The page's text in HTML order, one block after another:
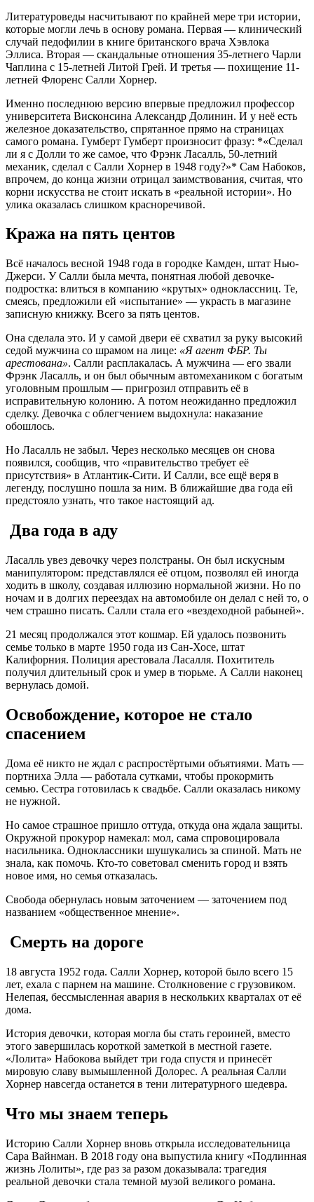
Литературоведы насчитывают по крайней мере три истории,
которые могли лечь в основу романа. Первая — клинический
случай педофилии в книге британского врача Хэвлока
Эллиса. Вторая — скандальные отношения 35-летнего Чарли
Чаплина с 15-летней Литой Грей. И третья — похищение 11-
летней Флоренс Салли Хорнер.
Именно последнюю версию впервые предложил профессор
университета Висконсина Александр Долинин. И у неё есть
железное доказательство, спрятанное прямо на страницах
самого романа. Гумберт Гумберт произносит фразу: *«Сделал
ли я с Долли то же самое, что Фрэнк Ласалль, 50-летний
механик, сделал с Салли Хорнер в 1948 году?»* Сам Набоков,
впрочем, до конца жизни отрицал заимствования, считая, что
корни искусства не стоит искать в «реальной истории». Но
улика оказалась слишком красноречивой.
Кража на пять центов
Всё началось весной 1948 года в городке Камден, штат Нью-
Джерси. У Салли была мечта, понятная любой девочке-
подростка: влиться в компанию «крутых» одноклассниц. Те,
смеясь, предложили ей «испытание» — украсть в магазине
записную книжку. Всего за пять центов.
Она сделала это. И у самой двери её схватил за руку высокий
седой мужчина со шрамом на лице: «Я агент ФБР. Ты
арестована». Салли расплакалась. А мужчина — его звали
Фрэнк Ласалль, и он был обычным автомехаником с богатым
уголовным прошлым — пригрозил отправить её в
исправительную колонию. А потом неожиданно предложил
сделку. Девочка с облегчением выдохнула: наказание
обошлось.
Но Ласалль не забыл. Через несколько месяцев он снова
появился, сообщив, что «правительство требует её
присутствия» в Атлантик-Сити. И Салли, все ещё веря в
легенду, послушно пошла за ним. В ближайшие два года ей
предстояло узнать, что такое настоящий ад.
Два года в аду
Ласалль увез девочку через полстраны. Он был искусным
манипулятором: представлялся её отцом, позволял ей иногда
ходить в школу, создавая иллюзию нормальной жизни. Но по
ночам и в долгих переездах на автомобиле он делал с ней то, о
чем страшно писать. Салли стала его «вездеходной рабыней».
21 месяц продолжался этот кошмар. Ей удалось позвонить
семье только в марте 1950 года из Сан-Хосе, штат
Калифорния. Полиция арестовала Ласалля. Похититель
получил длительный срок и умер в тюрьме. А Салли наконец
вернулась домой.
Освобождение, которое не стало
спасением
Дома её никто не ждал с распростёртыми объятиями. Мать —
портниха Элла — работала сутками, чтобы прокормить
семью. Сестра готовилась к свадьбе. Салли оказалась никому
не нужной.
Но самое страшное пришло оттуда, откуда она ждала защиты.
Окружной прокурор намекал: мол, сама спровоцировала
насильника. Одноклассники шушукались за спиной. Мать не
знала, как помочь. Кто-то советовал сменить город и взять
новое имя, но семья отказалась.
Свобода обернулась новым заточением — заточением под
названием «общественное мнение».
Смерть на дороге
18 августа 1952 года. Салли Хорнер, которой было всего 15
лет, ехала с парнем на машине. Столкновение с грузовиком.
Нелепая, бессмысленная авария в нескольких кварталах от её
дома.
История девочки, которая могла бы стать героиней, вместо
этого завершилась короткой заметкой в местной газете.
«Лолита» Набокова выйдет три года спустя и принесёт
мировую славу вымышленной Долорес. А реальная Салли
Хорнер навсегда останется в тени литературного шедевра.
Что мы знаем теперь
Историю Салли Хорнер вновь открыла исследовательница
Сара Вайнман. В 2018 году она выпустила книгу «Подлинная
жизнь Лолиты», где раз за разом доказывала: трагедия
реальной девочки стала темной музой великого романа.